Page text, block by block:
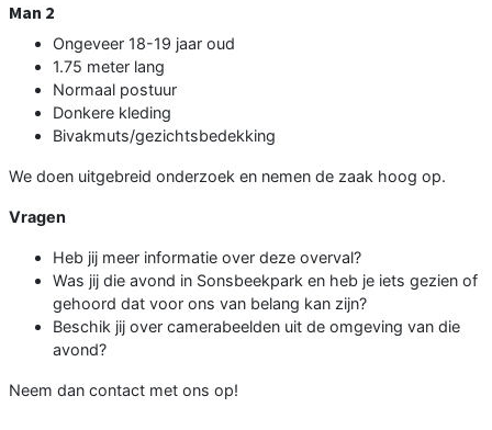
Man 2
Ongeveer 18-19 jaar oud
1.75 meter lang
Normaal postuur
Donkere kleding
Bivakmuts/gezichtsbedekking
We doen uitgebreid onderzoek en nemen de zaak hoog op.
Vragen
Heb jij meer informatie over deze overval?
Was jij die avond in Sonsbeekpark en heb je iets gezien of
gehoord dat voor ons van belang kan zijn?
Beschik jij over camerabeelden uit de omgeving van die
avond?
Neem dan contact met ons op!